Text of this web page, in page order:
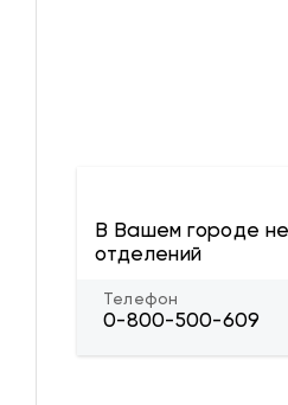
В Вашем городе
отделений
Телефон
0-800-500-609